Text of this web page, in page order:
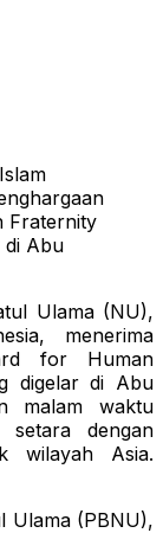
Fraternity
di Abu
Ulama (NU),
menerima
for Human
digelar di Abu
malam waktu
setara dengan
wilayah Asia.
Ulama (PBNU),